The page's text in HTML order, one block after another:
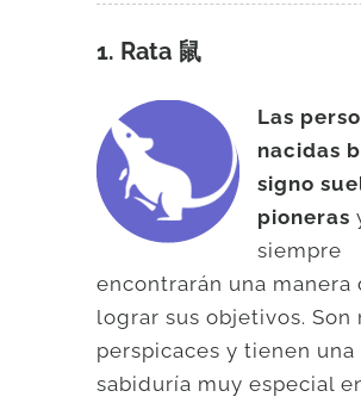
1. Rata 鼠
Las
nacidas
signo
pioneras
siempre
encontrarán una manera
lograr sus objetivos. Son
perspicaces y tienen una
sabiduría muy especial